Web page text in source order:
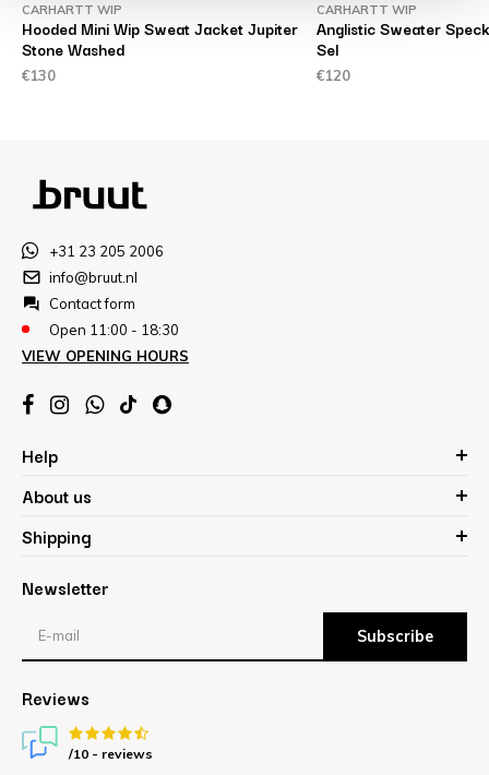
CARHARTT WIP
Hooded Mini Wip Sweat Jacket Jupiter
Stone Washed
€130
CARHARTT WIP
Anglistic Sweater
Sel
€120
+31 23 205 2006
info@bruut.nl
Contact form
Open 11:00 - 18:30
VIEW OPENING HOURS
Help
About us
Shipping
Newsletter
Subscribe
Reviews
/10 - reviews